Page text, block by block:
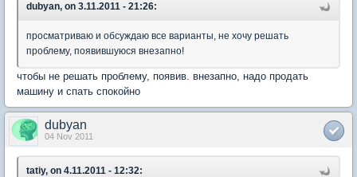
dubyan, on 3.11.2011 - 21:26:
просматриваю и обсуждаю все варианты, не хочу решать
проблему, появившуюся внезапно!
чтобы не решать проблему, появив. внезапно, надо продать
машину и спать спокойно
dubyan
04 Nov 2011
tatiy, on 4.11.2011 - 12:32: